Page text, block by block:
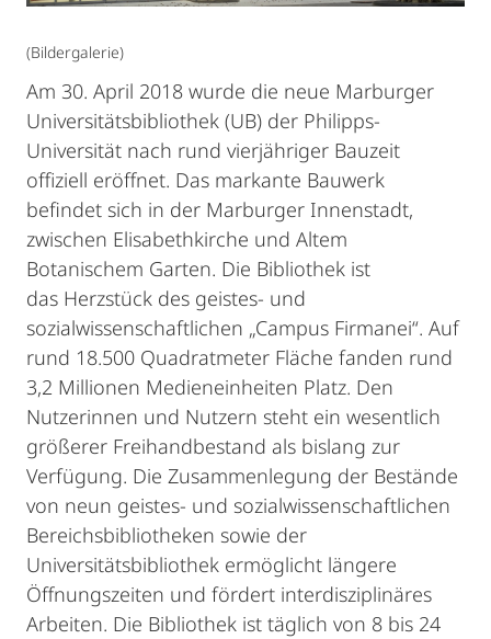
(Bildergalerie)
Am 30. April 2018 wurde die neue Marburger
Universitätsbibliothek (UB) der Philipps-
Universität nach rund vierjähriger Bauzeit
offiziell eröffnet. Das markante Bauwerk
befindet sich in der Marburger Innenstadt,
zwischen Elisabethkirche und Altem
Botanischem Garten. Die Bibliothek ist
das Herzstück des geistes- und
sozialwissenschaftlichen „Campus Firmanei“. Auf
rund 18.500 Quadratmeter Fläche fanden rund
3,2 Millionen Medieneinheiten Platz. Den
Nutzerinnen und Nutzern steht ein wesentlich
größerer Freihandbestand als bislang zur
Verfügung. Die Zusammenlegung der Bestände
von neun geistes- und sozialwissenschaftlichen
Bereichsbibliotheken sowie der
Universitätsbibliothek ermöglicht längere
Öffnungszeiten und fördert interdisziplinäres
Arbeiten. Die Bibliothek ist täglich von 8 bis 24